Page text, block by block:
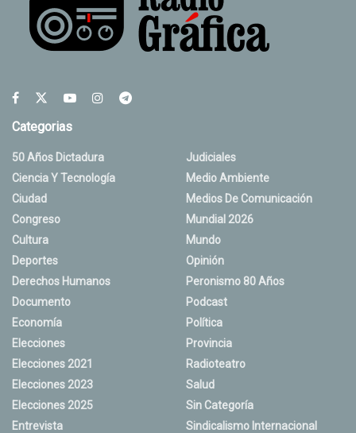
Categorias
50 Años Dictadura
Ciencia Y Tecnología
Ciudad
Congreso
Cultura
Deportes
Derechos Humanos
Documento
Economía
Elecciones
Elecciones 2021
Elecciones 2023
Elecciones 2025
Entrevista
Judiciales
Medio Ambiente
Medios De Comunicación
Mundial 2026
Mundo
Opinión
Peronismo 80 Años
Podcast
Política
Provincia
Radioteatro
Salud
Sin Categoría
Sindicalismo Internacional